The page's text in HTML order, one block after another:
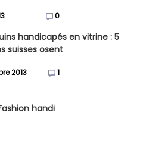
0
handicapés en vitrine : 5
suisses osent
2013 1
handi